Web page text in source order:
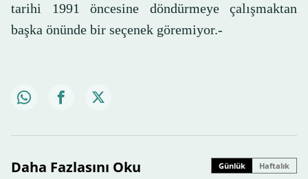
tarihi 1991 öncesine döndürmeye çalışmaktan
başka önünde bir seçenek göremiyor.-
Daha Fazlasını Oku Günlük Haftalık